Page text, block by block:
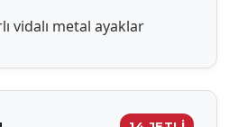
vidalı metal ayaklar